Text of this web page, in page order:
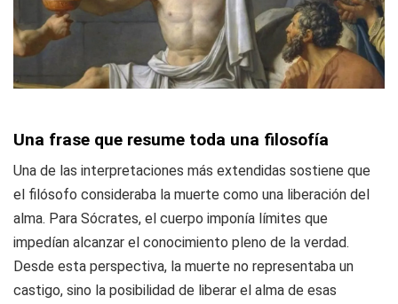
Una frase que resume toda una filosofía
Una de las interpretaciones más extendidas sostiene que
el filósofo consideraba la muerte como una liberación del
alma. Para Sócrates, el cuerpo imponía límites que
impedían alcanzar el conocimiento pleno de la verdad.
Desde esta perspectiva, la muerte no representaba un
castigo, sino la posibilidad de liberar el alma de esas